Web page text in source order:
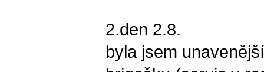
2.den 2.8.
byla jsem